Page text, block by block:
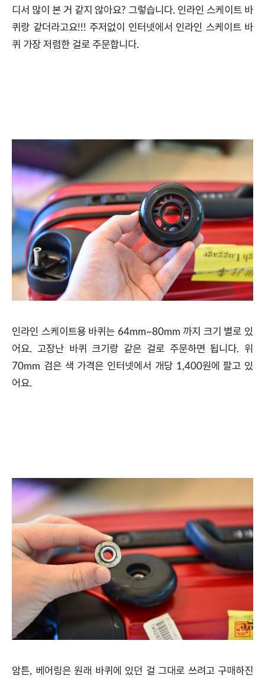
디서 많이 본 거 같지 않아요? 그렇습니다. 인라인 스케이트 바
퀴랑 같더라고요!!! 주저없이 인터넷에서 인라인 스케이트 바
퀴 가장 저렴한 걸로 주문합니다.
인라인 스케이트용 바퀴는 64mm~80mm 까지 크기 별로 있
어요. 고장난 바퀴 크기랑 같은 걸로 주문하면 됩니다. 위
70mm 검은 색 가격은 인터넷에서 개당 1,400원에 팔고 있
어요.
암튼, 베어링은 원래 바퀴에 있던 걸 그대로 쓰려고 구매하진